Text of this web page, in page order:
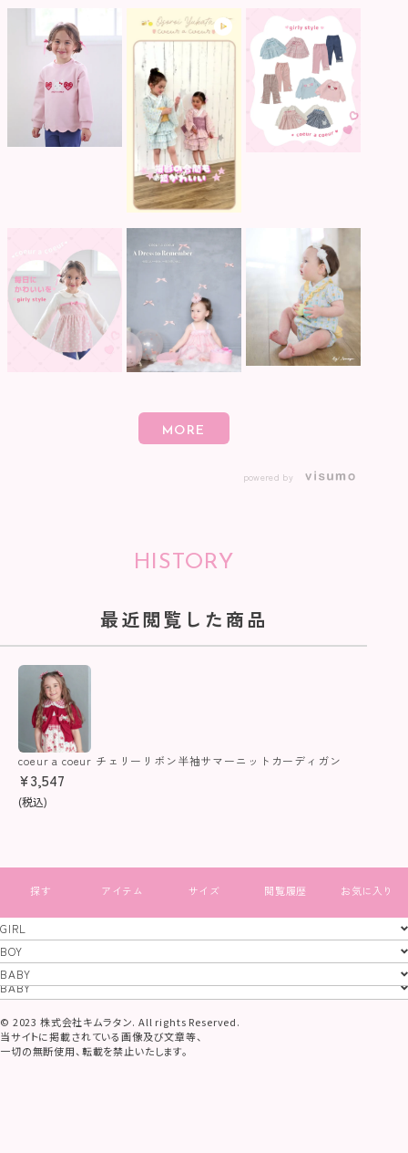
powered by
HISTORY
最近閲覧した商品
coeur a coeur チェリーリボン半袖サマーニットカーディガン
¥3,547
(税込)
すべて見る
GIRL
BOY
BABY
GIRL
BOY
BABY
© 2023 株式会社キムラタン. All rights Reserved.
当サイトに掲載されている画像及び文章等、
一切の無断使用、転載を禁止いたします。